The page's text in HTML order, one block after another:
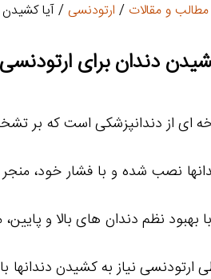
مطالب و مقالات / ارتودنسی / آیا کشیدن
دندان برای
ای از دندانپزشکی است که بر
نصب شده و با فشار خود،
بهبود نظم دندان های بالا و
نیاز به کشیدن